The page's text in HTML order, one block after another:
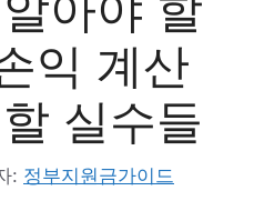
익 계산
실수들
: 정부지원금가이드